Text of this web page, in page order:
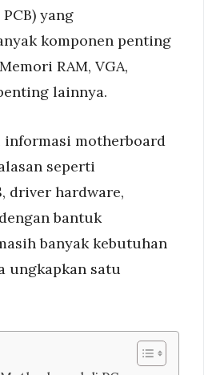
yang
komponen penting
RAM, VGA,
lainnya.
motherboard
seperti
driver hardware,
bantuk
banyak kebutuhan
ungkapkan satu